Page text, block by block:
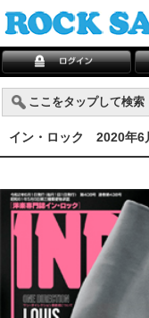
ここをタップして検索
イン・ロック 2020年